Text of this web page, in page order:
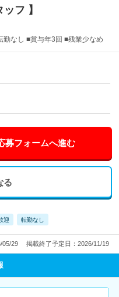
フ 】
勤なし ■賞与年3回 ■残業少なめ
募フォームへ進む
る
迎 転勤なし
05/29 掲載終了予定日：2026/11/19